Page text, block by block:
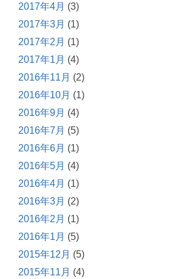
2017年4月 (3)
2017年3月 (1)
2017年2月 (1)
2017年1月 (4)
2016年11月 (2)
2016年10月 (1)
2016年9月 (4)
2016年7月 (5)
2016年6月 (1)
2016年5月 (4)
2016年4月 (1)
2016年3月 (2)
2016年2月 (1)
2016年1月 (5)
2015年12月 (5)
2015年11月 (4)